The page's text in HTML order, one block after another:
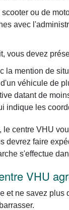
scooter ou de
avec
vous devez
la mention de
véhicule de
datant de
indique les
centre VHU
devrez faire
s'effectue
VHU
et ne savez